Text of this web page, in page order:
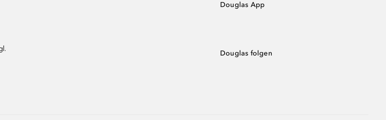
Douglas App
Douglas folgen